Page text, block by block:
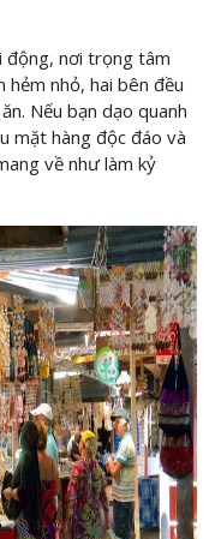
động, nơi trọng tâm
nhỏ, hai bên đều
Nếu bạn dạo quanh
mặt hàng độc đáo và
về như làm kỷ